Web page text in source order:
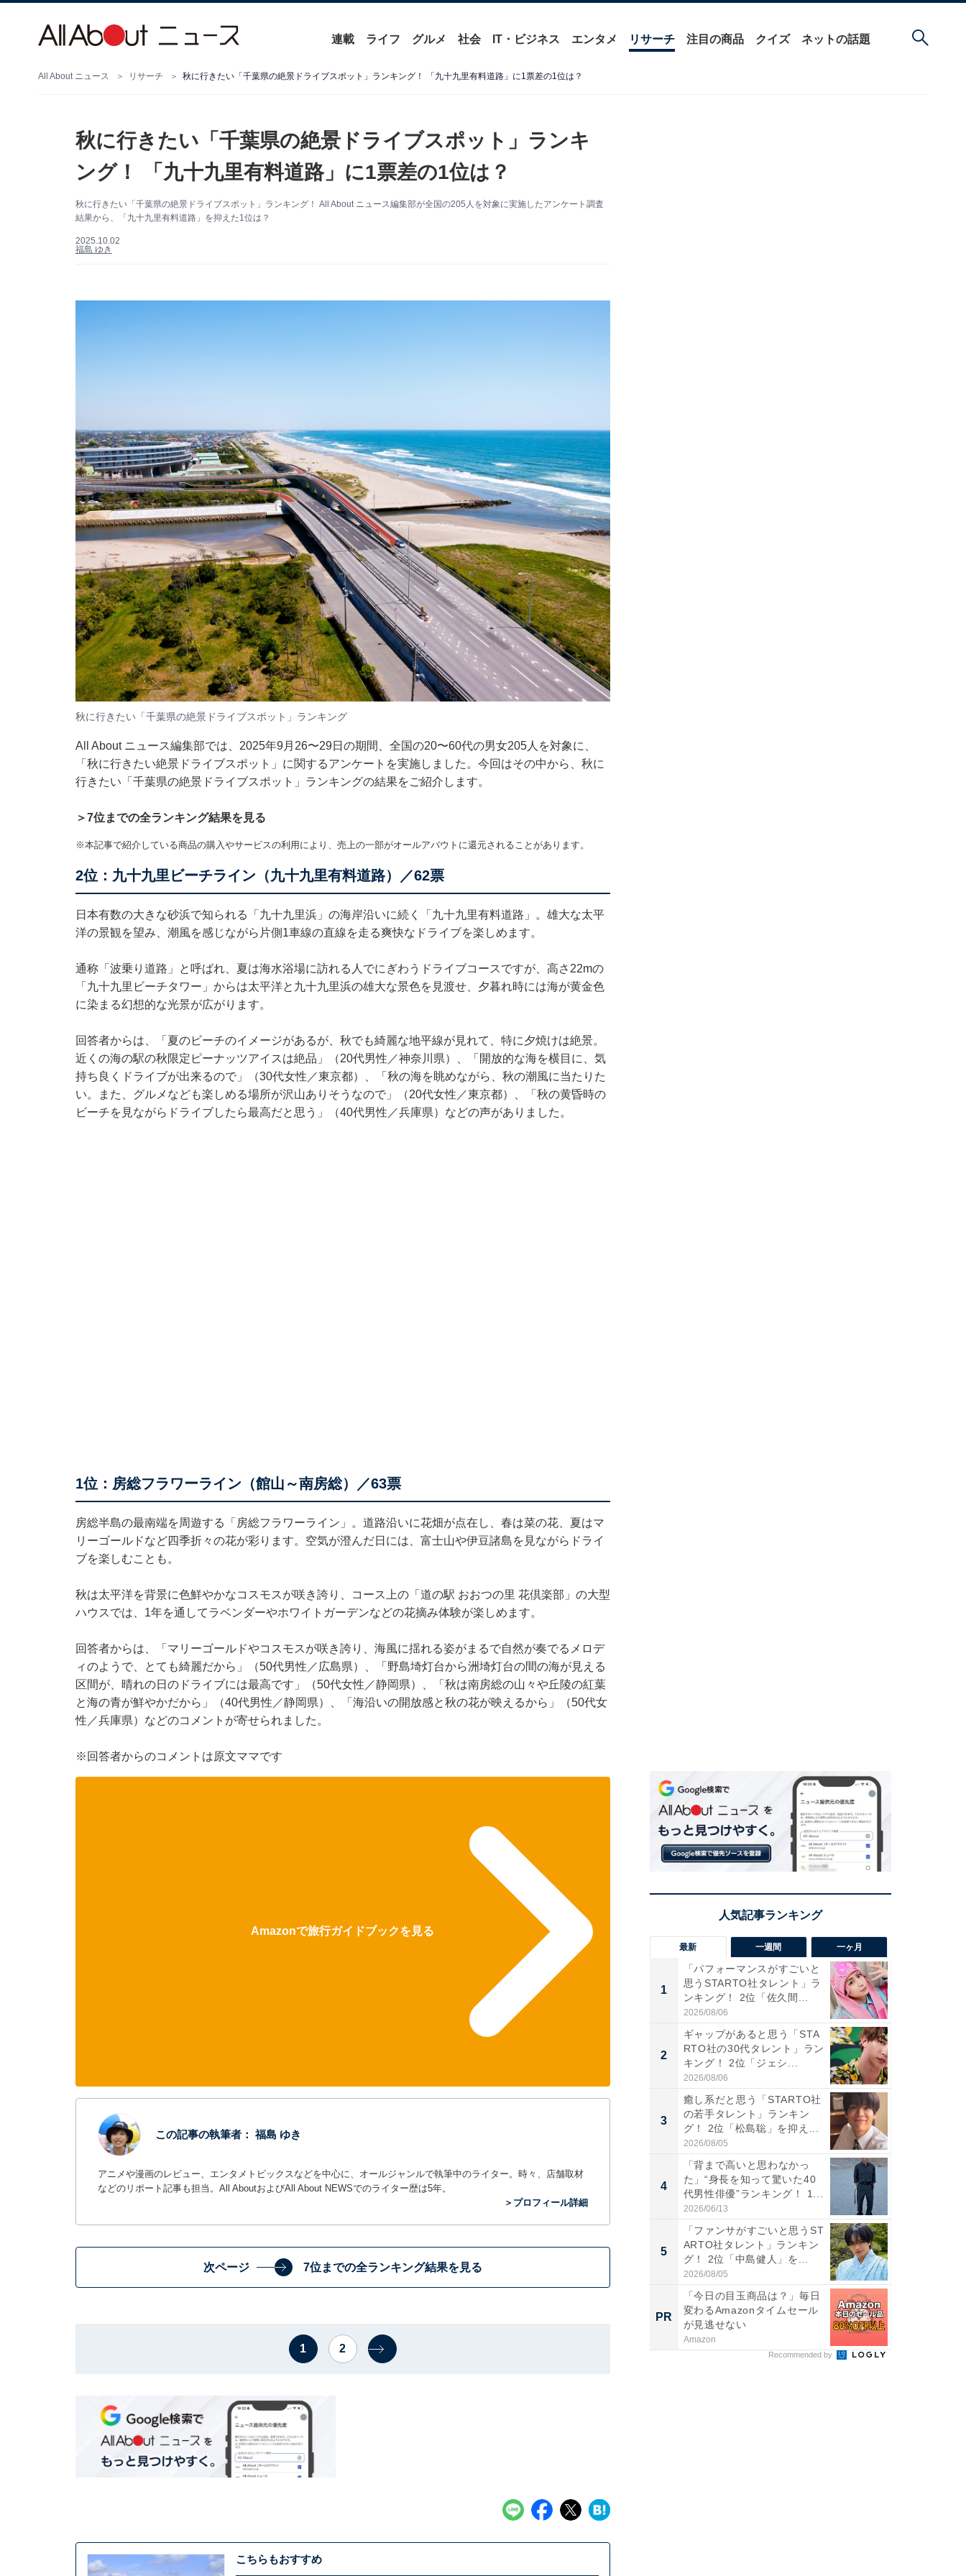
連載 ライフ グルメ 社会 IT・ビジネス エンタメ リサーチ 注目の商品 クイズ ネットの話題
All About ニュース リサーチ 秋に行きたい「千葉県の絶景ドライブスポット」ランキング！ 「九十九里有料道路」に1票差の1位は？
秋に行きたい「千葉県の絶景ドライブスポット」ランキ
ング！ 「九十九里有料道路」に1票差の1位は？
秋に行きたい「千葉県の絶景ドライブスポット」ランキング！ All About ニュース編集部が全国の205人を対象に実施したアンケート調査
結果から、「九十九里有料道路」を抑えた1位は？
2025.10.02
福島 ゆき
秋に行きたい「千葉県の絶景ドライブスポット」ランキング
All About ニュース編集部では、2025年9月26〜29日の期間、全国の20〜60代の男女205人を対象に、
「秋に行きたい絶景ドライブスポット」に関するアンケートを実施しました。今回はその中から、秋に
行きたい「千葉県の絶景ドライブスポット」ランキングの結果をご紹介します。
＞7位までの全ランキング結果を見る
※本記事で紹介している商品の購入やサービスの利用により、売上の一部がオールアバウトに還元されることがあります。
2位：九十九里ビーチライン（九十九里有料道路）／62票
日本有数の大きな砂浜で知られる「九十九里浜」の海岸沿いに続く「九十九里有料道路」。雄大な太平
洋の景観を望み、潮風を感じながら片側1車線の直線を走る爽快なドライブを楽しめます。
通称「波乗り道路」と呼ばれ、夏は海水浴場に訪れる人でにぎわうドライブコースですが、高さ22mの
「九十九里ビーチタワー」からは太平洋と九十九里浜の雄大な景色を見渡せ、夕暮れ時には海が黄金色
に染まる幻想的な光景が広がります。
回答者からは、「夏のビーチのイメージがあるが、秋でも綺麗な地平線が見れて、特に夕焼けは絶景。
近くの海の駅の秋限定ピーナッツアイスは絶品」（20代男性／神奈川県）、「開放的な海を横目に、気
持ち良くドライブが出来るので」（30代女性／東京都）、「秋の海を眺めながら、秋の潮風に当たりた
い。また、グルメなども楽しめる場所が沢山ありそうなので」（20代女性／東京都）、「秋の黄昏時の
ビーチを見ながらドライブしたら最高だと思う」（40代男性／兵庫県）などの声がありました。
1位：房総フラワーライン（館山～南房総）／63票
房総半島の最南端を周遊する「房総フラワーライン」。道路沿いに花畑が点在し、春は菜の花、夏はマ
リーゴールドなど四季折々の花が彩ります。空気が澄んだ日には、富士山や伊豆諸島を見ながらドライ
ブを楽しむことも。
秋は太平洋を背景に色鮮やかなコスモスが咲き誇り、コース上の「道の駅 おおつの里 花倶楽部」の大型
ハウスでは、1年を通してラベンダーやホワイトガーデンなどの花摘み体験が楽しめます。
回答者からは、「マリーゴールドやコスモスが咲き誇り、海風に揺れる姿がまるで自然が奏でるメロデ
ィのようで、とても綺麗だから」（50代男性／広島県）、「野島埼灯台から洲埼灯台の間の海が見える
区間が、晴れの日のドライブには最高です」（50代女性／静岡県）、「秋は南房総の山々や丘陵の紅葉
と海の青が鮮やかだから」（40代男性／静岡県）、「海沿いの開放感と秋の花が映えるから」（50代女
性／兵庫県）などのコメントが寄せられました。
※回答者からのコメントは原文ママです
Amazonで旅行ガイドブックを見る
この記事の執筆者： 福島 ゆき
アニメや漫画のレビュー、エンタメトピックスなどを中心に、オールジャンルで執筆中のライター。時々、店舗取材
などのリポート記事も担当。All AboutおよびAll About NEWSでのライター歴は5年。
＞プロフィール詳細
次ページ 7位までの全ランキング結果を見る
1 2
こちらもおすすめ
最新 一週間 一ヶ月
1
「パフォーマンスがすごいと
思うSTARTO社タレント」ラ
ンキング！ 2位「佐久間...
2026/08/06
2
ギャップがあると思う「STA
RTO社の30代タレント」ラン
キング！ 2位「ジェシ...
2026/08/06
3
癒し系だと思う「STARTO社
の若手タレント」ランキン
グ！ 2位「松島聡」を抑え...
2026/08/05
4
「背まで高いと思わなかっ
た」“身長を知って驚いた40
代男性俳優”ランキング！ 1...
2026/06/13
5
「ファンサがすごいと思うST
ARTO社タレント」ランキン
グ！ 2位「中島健人」を...
2026/08/05
PR
「今日の目玉商品は？」毎日
変わるAmazonタイムセール
が見逃せない
Amazon
Recommended by